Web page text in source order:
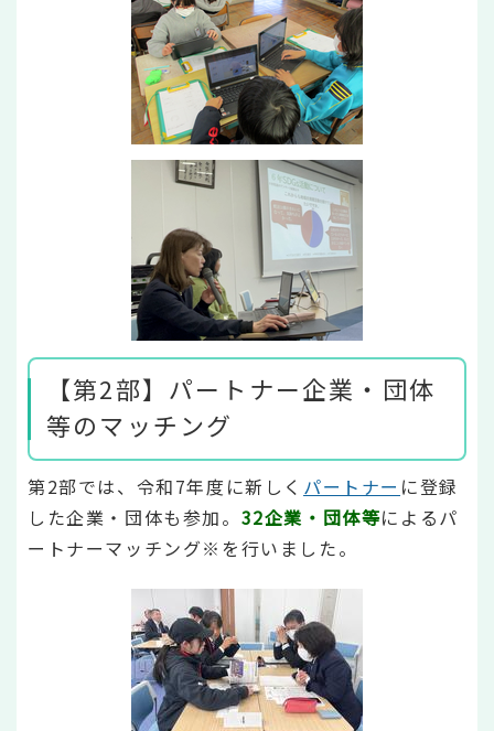
【第2部】パートナー企業・団体
等のマッチング
第2部では、令和7年度に新しく パートナー に登録
した企業・団体も参加。 32企業・団体等によるパ
ートナーマッチング※を行いました。